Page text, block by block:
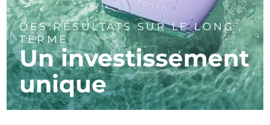
DES RÉSULTATS SUR LE LONG
TERME
Un investissement
unique